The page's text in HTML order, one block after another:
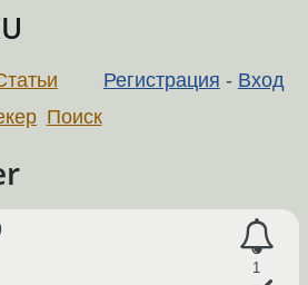
Регистрация - Вход
Поиск
1